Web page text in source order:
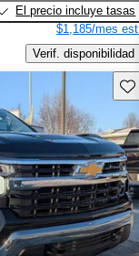
El precio incluye tasas
$1,185/mes
Verif. disponibilidad